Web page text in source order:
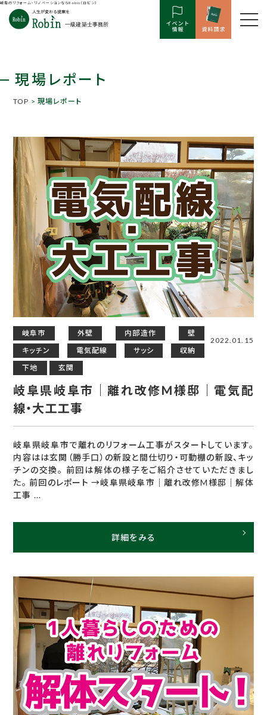
岐阜のリフォーム・リノベーションならRobin（ロビン）
現場レポート
TOP > 現場レポート
岐阜市 外壁 内部造作
壁
キッチン
電気配線 サッシ
収納
下地
玄関
2022.01.15
岐阜県岐阜市｜離れ改修M様邸｜電気配
線・大工工事
岐阜県岐阜市で離れのリフォーム工事がスタートしています。
内容はは玄関（勝手口）の新設と間仕切り・可動棚の新設、キッ
チンの交換。 前回は解体の様子をご紹介させていただきまし
た。 前回のレポート →岐阜県岐阜市｜離れ改修M様邸｜解体
工事 ...
詳細をみる